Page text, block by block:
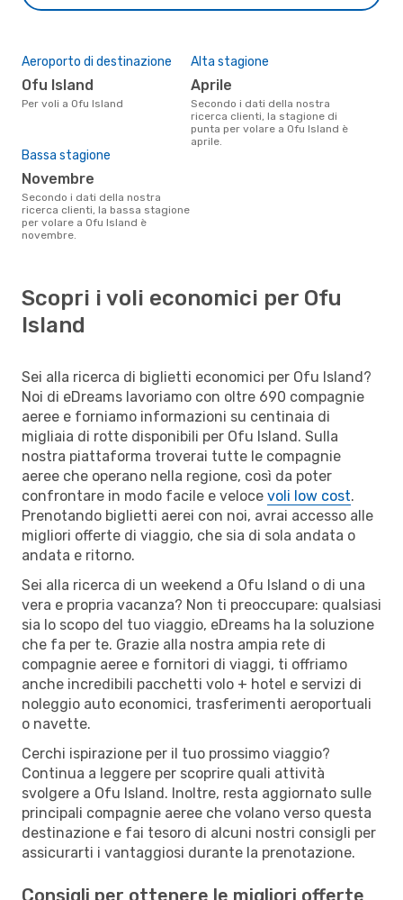
Aeroporto di destinazione
Ofu Island
Per voli a Ofu Island
Alta stagione
aprile
Secondo i dati della nostra
ricerca clienti, la stagione di
punta per volare a Ofu Island è
aprile.
Bassa stagione
novembre
Secondo i dati della nostra
ricerca clienti, la bassa stagione
per volare a Ofu Island è
novembre.
Scopri i voli economici per Ofu
Island
Sei alla ricerca di biglietti economici per Ofu Island?
Noi di eDreams lavoriamo con oltre 690 compagnie
aeree e forniamo informazioni su centinaia di
migliaia di rotte disponibili per Ofu Island. Sulla
nostra piattaforma troverai tutte le compagnie
aeree che operano nella regione, così da poter
confrontare in modo facile e veloce voli low cost.
Prenotando biglietti aerei con noi, avrai accesso alle
migliori offerte di viaggio, che sia di sola andata o
andata e ritorno.
Sei alla ricerca di un weekend a Ofu Island o di una
vera e propria vacanza? Non ti preoccupare: qualsiasi
sia lo scopo del tuo viaggio, eDreams ha la soluzione
che fa per te. Grazie alla nostra ampia rete di
compagnie aeree e fornitori di viaggi, ti offriamo
anche incredibili pacchetti volo + hotel e servizi di
noleggio auto economici, trasferimenti aeroportuali
o navette.
Cerchi ispirazione per il tuo prossimo viaggio?
Continua a leggere per scoprire quali attività
svolgere a Ofu Island. Inoltre, resta aggiornato sulle
principali compagnie aeree che volano verso questa
destinazione e fai tesoro di alcuni nostri consigli per
assicurarti i vantaggiosi durante la prenotazione.
Consigli per ottenere le migliori offerte